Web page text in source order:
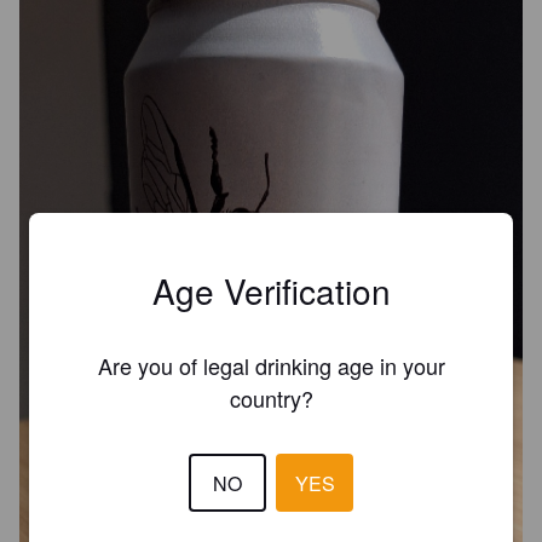
Age Verification
Are you of legal drinking age in your
country?
NO YES